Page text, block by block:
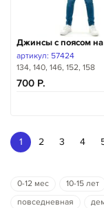
Джинсы с поясом
артикул: 57424
134, 140, 146, 152, 158
700
1 2 3 4
0-12 мес 10-15 лет
повседневная